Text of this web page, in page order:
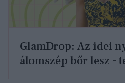
GlamDrop: Az idei
álomszép bőr lesz -